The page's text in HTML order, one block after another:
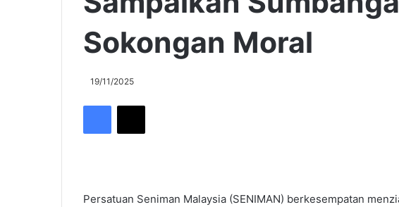
Sokongan Moral
19/11/2025
Facebook
X
Persatuan Seniman Malaysia (SENIMAN) berkesempatan